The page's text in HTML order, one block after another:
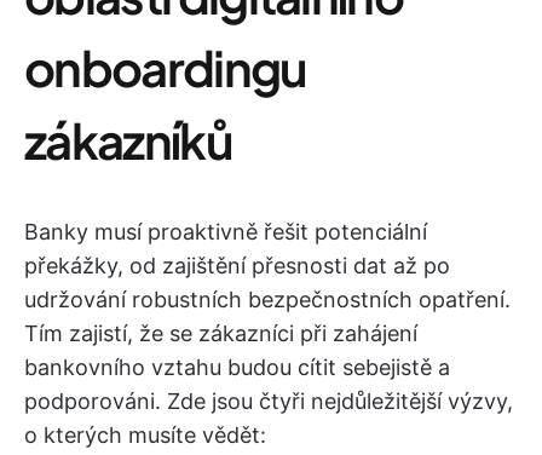
onboardingu
zákazníků
Banky musí proaktivně řešit potenciální
překážky, od zajištění přesnosti dat až po
udržování robustních bezpečnostních opatření.
Tím zajistí, že se zákazníci při zahájení
bankovního vztahu budou cítit sebejistě a
podporováni. Zde jsou čtyři nejdůležitější výzvy,
o kterých musíte vědět: